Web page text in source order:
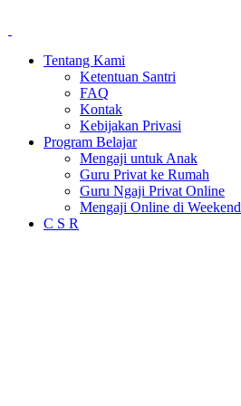
Tentang Kami
Ketentuan Santri
FAQ
Kontak
Kebijakan Privasi
Program Belajar
Mengaji untuk Anak
Guru Privat ke Rumah
Guru Ngaji Privat Online
Mengaji Online di Weekend
C S R